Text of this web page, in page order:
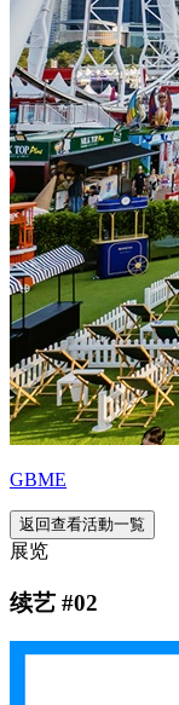
GBME
返回查看活動一覧
展览
续艺 #02